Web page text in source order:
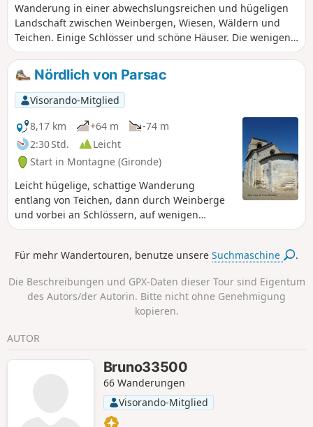
Wanderung in einer abwechslungsreichen und hügeligen
Landschaft zwischen Weinbergen, Wiesen, Wäldern und
Teichen. Einige Schlösser und schöne Häuser. Die wenigen
begehenen Straßen sind sehr wenig frequentiert.
Nördlich von Parsac
Visorando-Mitglied
8,17 km
+64 m
-74 m
2:30 Std.
Leicht
Start in Montagne (Gironde)
Leicht hügelige, schattige Wanderung
entlang von Teichen, dann durch Weinberge
und vorbei an Schlössern, auf wenigen
kleinen, sehr wenig begehenen Straßen.
Für mehr Wandertouren, benutze unsereSuchmaschine .
Die Beschreibungen und GPX-Daten dieser Tour sind Eigentum
des Autors/der Autorin. Bitte nicht ohne Genehmigung
kopieren.
AUTOR
Bruno33500
66 Wanderungen
Visorando-Mitglied